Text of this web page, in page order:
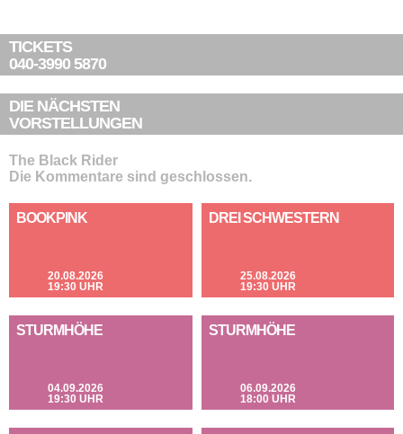
TICKETS
040-3990 5870
DIE NÄCHSTEN
VORSTELLUNGEN
The Black Rider
Die Kommentare sind geschlossen.
BOOKPINK
20.08.2026
19:30 UHR
DREI SCHWESTERN
25.08.2026
19:30 UHR
STURMHÖHE
04.09.2026
19:30 UHR
STURMHÖHE
06.09.2026
18:00 UHR